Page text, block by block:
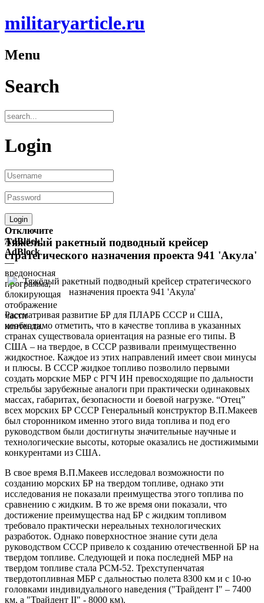
militaryarticle.ru
Menu
Search
Login
Отключите
AdBlock!
AdBlock
—
вредоносная
программа,
блокирующая
отображение
части
контента.
Тяжёлый ракетный подводный крейсер
стратегического назначения проекта 941 'Акула'
Рассматривая развитие БР для ПЛАРБ СССР и США,
необходимо отметить, что в качестве топлива в указанных
странах существовала ориентация на разные его типы. В
США – на твердое, в СССР развивали преимущественно
жидкостное. Каждое из этих направлений имеет свои минусы
и плюсы. В СССР жидкое топливо позволило первыми
создать морские МБР с РГЧ ИН превосходящие по дальности
стрельбы зарубежные аналоги при практически одинаковых
массах, габаритах, безопасности и боевой нагрузке. “Отец”
всех морских БР СССР Генеральный конструктор В.П.Макеев
был сторонником именно этого вида топлива и под его
руководством были достигнуты значительные научные и
технологические высоты, которые оказались не достижимыми
конкурентами из США.
В свое время В.П.Макеев исследовал возможности по
созданию морских БР на твердом топливе, однако эти
исследования не показали преимущества этого топлива по
сравнению с жидким. В то же время они показали, что
достижение преимущества над БР с жидким топливом
требовало практически нереальных технологических
разработок. Однако поверхностное знание сути дела
руководством СССР привело к созданию отечественной БР на
твердом топливе. Следующей и пока последней МБР на
твердом топливе стала РСМ-52. Трехступенчатая
твердотопливная МБР с дальностью полета 8300 км и с 10-ю
головками индивидуального наведения ("Трайдент I" – 7400
км, а "Трайдент II" - 8000 км).